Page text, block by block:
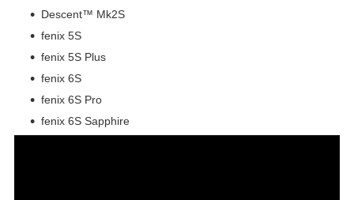
Descent™ Mk2S
fenix 5S
fenix 5S Plus
fenix 6S
fenix 6S Pro
fenix 6S Sapphire